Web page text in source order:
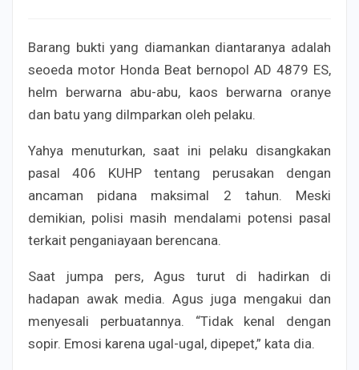
Barang bukti yang diamankan diantaranya adalah
seoeda motor Honda Beat bernopol AD 4879 ES,
helm berwarna abu-abu, kaos berwarna oranye
dan batu yang dilmparkan oleh pelaku.
Yahya menuturkan, saat ini pelaku disangkakan
pasal 406 KUHP tentang perusakan dengan
ancaman pidana maksimal 2 tahun. Meski
demikian, polisi masih mendalami potensi pasal
terkait penganiayaan berencana.
Saat jumpa pers, Agus turut di hadirkan di
hadapan awak media. Agus juga mengakui dan
menyesali perbuatannya. “Tidak kenal dengan
sopir. Emosi karena ugal-ugal, dipepet,” kata dia.